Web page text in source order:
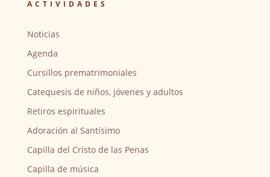
ACTIVIDADES
Noticias
Agenda
Cursillos prematrimoniales
Catequesis de niños, jóvenes y adultos
Retiros espirituales
Adoración al Santísimo
Capilla del Cristo de las Penas
Capilla de música